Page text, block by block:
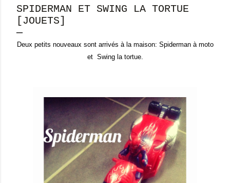
SPIDERMAN ET SWING LA TORTUE
[JOUETS]
Deux petits nouveaux sont arrivés à la maison: Spiderman à moto
et Swing la tortue.